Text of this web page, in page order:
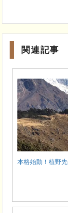
関連記事
本格始動！植野